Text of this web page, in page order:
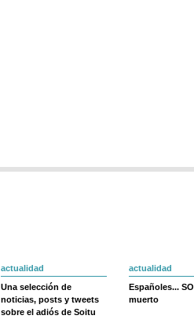
actualidad
Una selección de
noticias, posts y tweets
sobre el adiós de Soitu
actualidad
Españoles...
muerto